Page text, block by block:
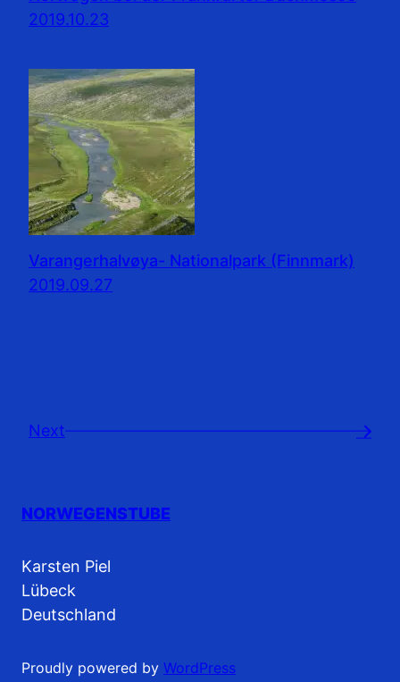
2019.10.23
Varangerhalvøya- Nationalpark (Finnmark)
2019.09.27
Next →
NORWEGENSTUBE
Karsten Piel
Lübeck
Deutschland
Proudly powered by WordPress